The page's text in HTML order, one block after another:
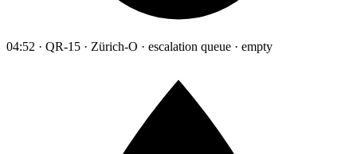
04:52 · QR-15 · Zürich-O · escalation queue · empty